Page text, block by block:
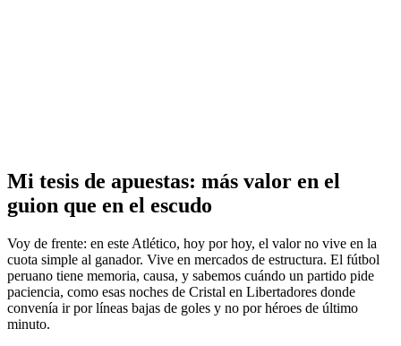
Mi tesis de apuestas: más valor en el
guion que en el escudo
Voy de frente: en este Atlético, hoy por hoy, el valor no vive en la
cuota simple al ganador. Vive en mercados de estructura. El fútbol
peruano tiene memoria, causa, y sabemos cuándo un partido pide
paciencia, como esas noches de Cristal en Libertadores donde
convenía ir por líneas bajas de goles y no por héroes de último
minuto.